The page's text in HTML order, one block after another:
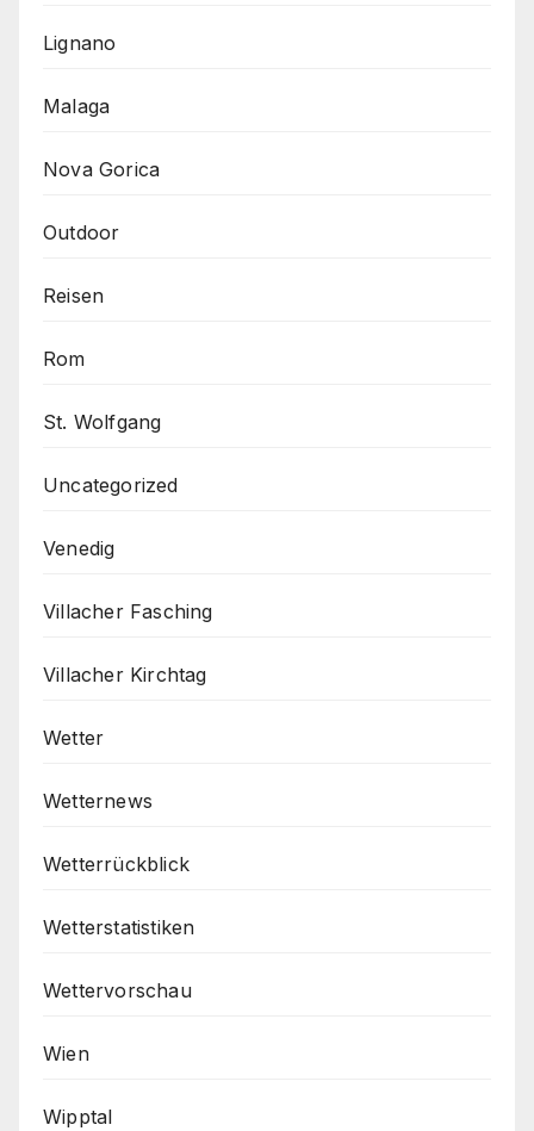
Lignano
Malaga
Nova Gorica
Outdoor
Reisen
Rom
St. Wolfgang
Uncategorized
Venedig
Villacher Fasching
Villacher Kirchtag
Wetter
Wetternews
Wetterrückblick
Wetterstatistiken
Wettervorschau
Wien
Wipptal